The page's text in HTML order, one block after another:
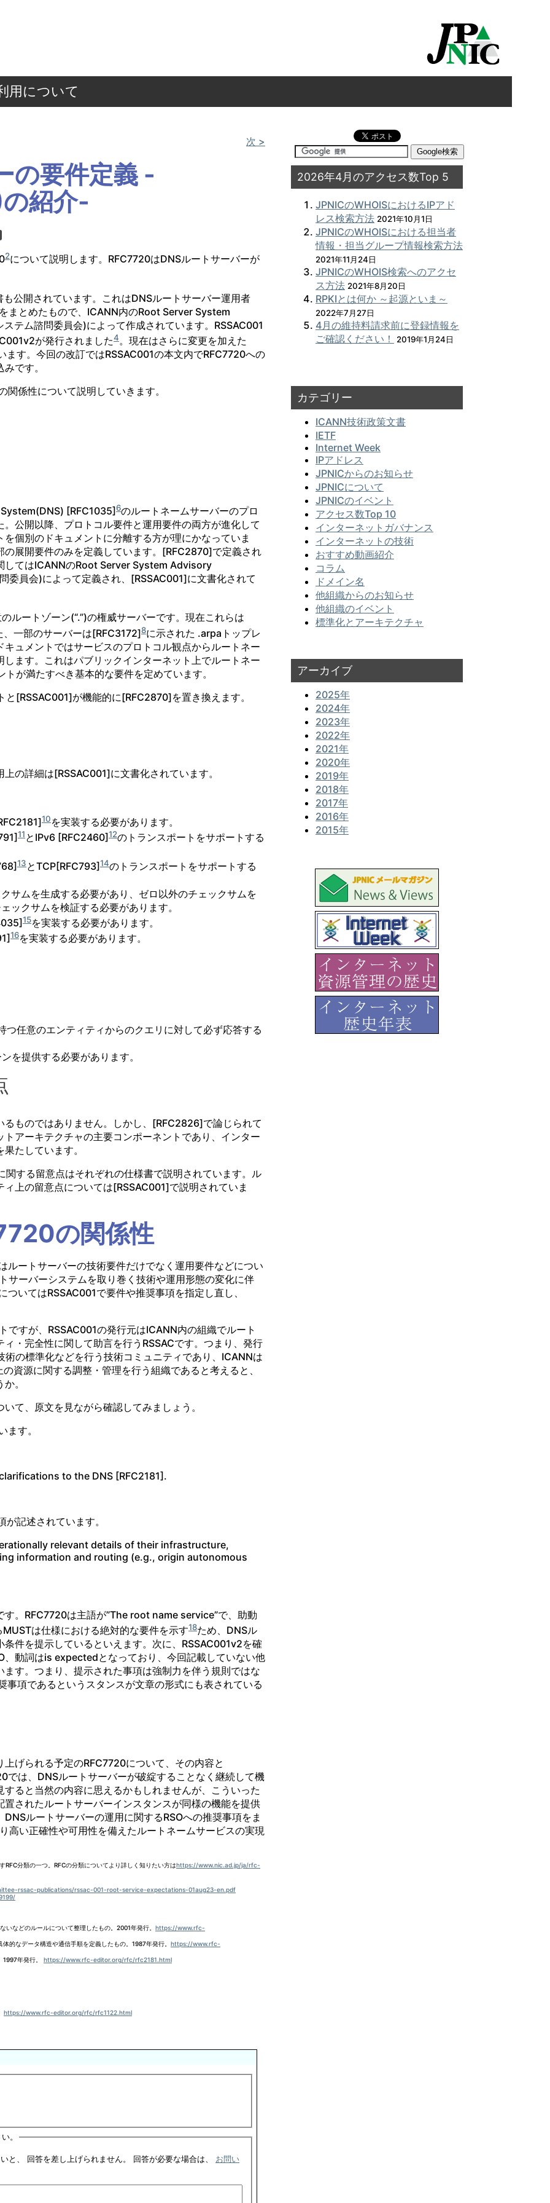
用について
次 >
の要件定義 -
紹介-
2について説明します。RFC7720はDNSルートサーバーが
も公開されています。これはDNSルートサーバー運用者
まとめたもので、ICANN内のRoot Server System
テム諮問委員会)によって作成されています。RSSAC001
が発行されました4。現在はさらに変更を加えた
す。今回の改訂ではRSSAC001の本文内でRFC7720への
です。
係性について説明していきます。
[RFC1035]6のルートネームサーバーのプロ
公開以降、プロトコル要件と運用要件の両方が進化して
個別のドキュメントに分離する方が理にかなっていま
展開要件のみを定義しています。[RFC2870]で定義され
してはICANNのRoot Server System Advisory
委員会)によって定義され、[RSSAC001]に文書化されて
ルートゾーン(“.”)の権威サーバーです。現在これらは
一部のサーバーは[RFC3172]8に示された .arpaトップレ
ュメントではサービスのプロトコル観点からルートネー
ます。これはパブリックインターネット上でルートネー
が満たすべき基本的な要件を定めています。
[RSSAC001]が機能的に[RFC2870]を置き換えます。
の詳細は[RSSAC001]に文書化されています。
10を実装する必要があります。
11とIPv6 [RFC2460]12のトランスポートをサポートする
13とTCP[RFC793]14のトランスポートをサポートする
サムを生成する必要があり、ゼロ以外のチェックサムを
ックサムを検証する必要があります。
15を実装する必要があります。
16を実装する必要があります。
つ任意のエンティティからのクエリに対して必ず応答する
を提供する必要があります。
ものではありません。しかし、[RFC2826]で論じられて
アーキテクチャの主要コンポーネントであり、インター
たしています。
する留意点はそれぞれの仕様書で説明されています。ル
上の留意点については[RSSAC001]で説明されていま
の関係性
ルートサーバーの技術要件だけでなく運用要件などについ
サーバーシステムを取り巻く技術や運用形態の変化に伴
いてはRSSAC001で要件や推奨事項を指定し直し、
ですが、RSSAC001の発行元はICANN内の組織でルート
・完全性に関して助言を行うRSSACです。つまり、発行
の標準化などを行う技術コミュニティであり、ICANNは
資源に関する調整・管理を行う組織であると考えると、
。
て、原文を見ながら確認してみましょう。
す。
to the DNS [RFC2181].
記述されています。
relevant details of their infrastructure,
information and routing (e.g., origin autonomous
。RFC7720は主語が”The root name service”で、助動
は仕様における絶対的な要件を示す18ため、DNSル
件を提示しているといえます。次に、RSSAC001v2を確
、動詞はis expectedとなっており、今回記載していない他
す。つまり、提示された事項は強制力を伴う規則ではな
事項であるというスタンスが文章の形式にも表されている
げられる予定のRFC7720について、その内容と
では、DNSルートサーバーが破綻することなく継続して機
ると当然の内容に思えるかもしれませんが、こういった
されたルートサーバーインスタンスが同様の機能を提供
ルートサーバーの運用に関するRSOへの推奨事項をま
高い正確性や可用性を備えたルートネームサービスの実現
分類の一つ。RFCの分類についてより詳しく知りたい方はhttps://www.nic.ad.jp/ja/rfc-
rssac-publications/rssac-001-root-service-expectations-01aug23-en.pdf
などのルールについて整理したもの。2001年発行。 https://www.rfc-
的なデータ構造や通信手順を定義したもの。1987年発行。 https://www.rfc-
年発行。 https://www.rfc-editor.org/rfc/rfc2181.html
https://www.rfc-editor.org/rfc/rfc1122.html
。
このフォームをご利用した場合、ご連絡先の記入がないと、 回答を差し上げられません。 回答が必要な場合は、 お問い
2026年4月のアクセス数Top 5
JPNICのWHOISにおけるIPアド
レス検索方法 2021年10月1日
JPNICのWHOISにおける担当者
情報・担当グループ情報検索方法
2021年11月24日
JPNICのWHOIS検索へのアクセ
ス方法 2021年8月20日
RPKIとは何か ～起源といま～
2022年7月27日
4月の維持料請求前に登録情報を
ご確認ください！
2019年1月24日
カテゴリー
ICANN技術政策文書
IETF
Internet Week
IPアドレス
JPNICからのお知らせ
JPNICについて
JPNICのイベント
アクセス数Top 10
インターネットガバナンス
インターネットの技術
おすすめ動画紹介
コラム
ドメイン名
他組織からのお知らせ
他組織のイベント
標準化とアーキテクチャ
アーカイブ
2025年
2024年
2023年
2022年
2021年
2020年
2019年
2018年
2017年
2016年
2015年